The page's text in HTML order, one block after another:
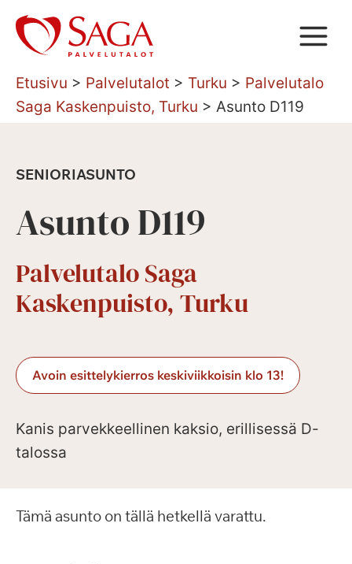
Siirry
sisältöön
Etusivu > Palvelutalot > Turku > Palvelutalo
Saga Kaskenpuisto, Turku > Asunto D119
SENIORIASUNTO
Asunto D119
Palvelutalo Saga
Kaskenpuisto, Turku
Avoin esittelykierros keskiviikkoisin klo 13!
Kanis parvekkeellinen kaksio, erillisessä D-
talossa
Tämä asunto on tällä hetkellä varattu.